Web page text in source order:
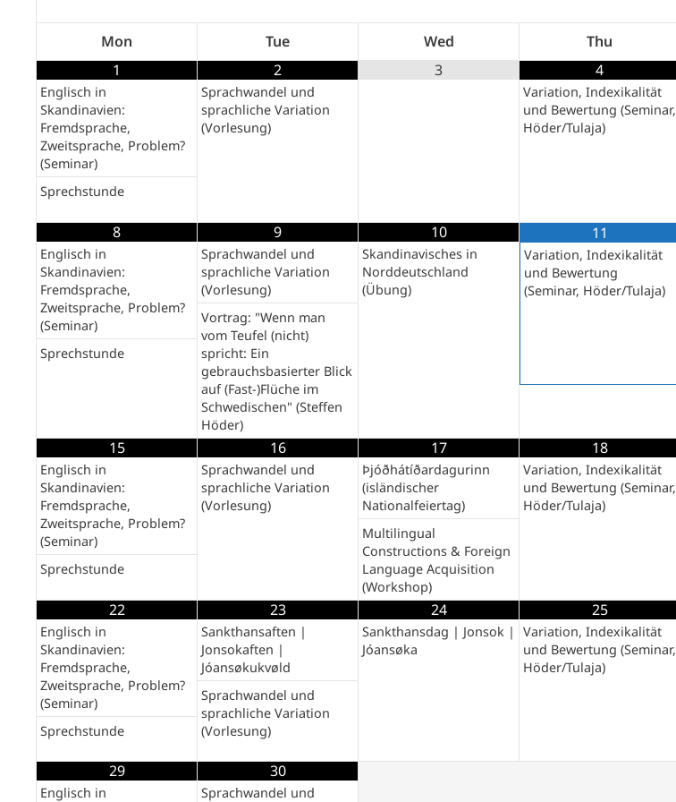
Mon Tue Wed Thu
1
Englisch in
Skandinavien:
Fremdsprache,
Zweitsprache, Problem?
(Seminar)
Sprechstunde
2
Sprachwandel und
sprachliche Variation
(Vorlesung)
3 4
Variation, Indexikalität
und Bewertung (Seminar,
Höder/Tulaja)
8
Englisch in
Skandinavien:
Fremdsprache,
Zweitsprache, Problem?
(Seminar)
Sprechstunde
9
Sprachwandel und
sprachliche Variation
(Vorlesung)
Vortrag: "Wenn man
vom Teufel (nicht)
spricht: Ein
gebrauchsbasierter Blick
auf (Fast-)Flüche im
Schwedischen" (Steffen
Höder)
10
Skandinavisches in
Norddeutschland
(Übung)
11
Variation, Indexikalität
und Bewertung
(Seminar, Höder/Tulaja)
15
Englisch in
Skandinavien:
Fremdsprache,
Zweitsprache, Problem?
(Seminar)
Sprechstunde
16
Sprachwandel und
sprachliche Variation
(Vorlesung)
17
Þjóðhátíðardagurinn
(isländischer
Nationalfeiertag)
Multilingual
Constructions & Foreign
Language Acquisition
(Workshop)
18
Variation, Indexikalität
und Bewertung (Seminar,
Höder/Tulaja)
22
Englisch in
Skandinavien:
Fremdsprache,
Zweitsprache, Problem?
(Seminar)
Sprechstunde
23
Sankthansaften |
Jonsokaften |
Jóansøkukvøld
Sprachwandel und
sprachliche Variation
(Vorlesung)
24
Sankthansdag | Jonsok |
Jóansøka
25
Variation, Indexikalität
und Bewertung (Seminar,
Höder/Tulaja)
29
Englisch in
30
Sprachwandel und